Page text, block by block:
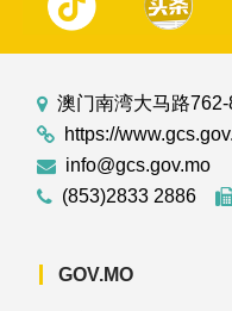
澳门南湾大马路
https://
info@gcs.gov.mo
(853)2833 2886
GOV.MO